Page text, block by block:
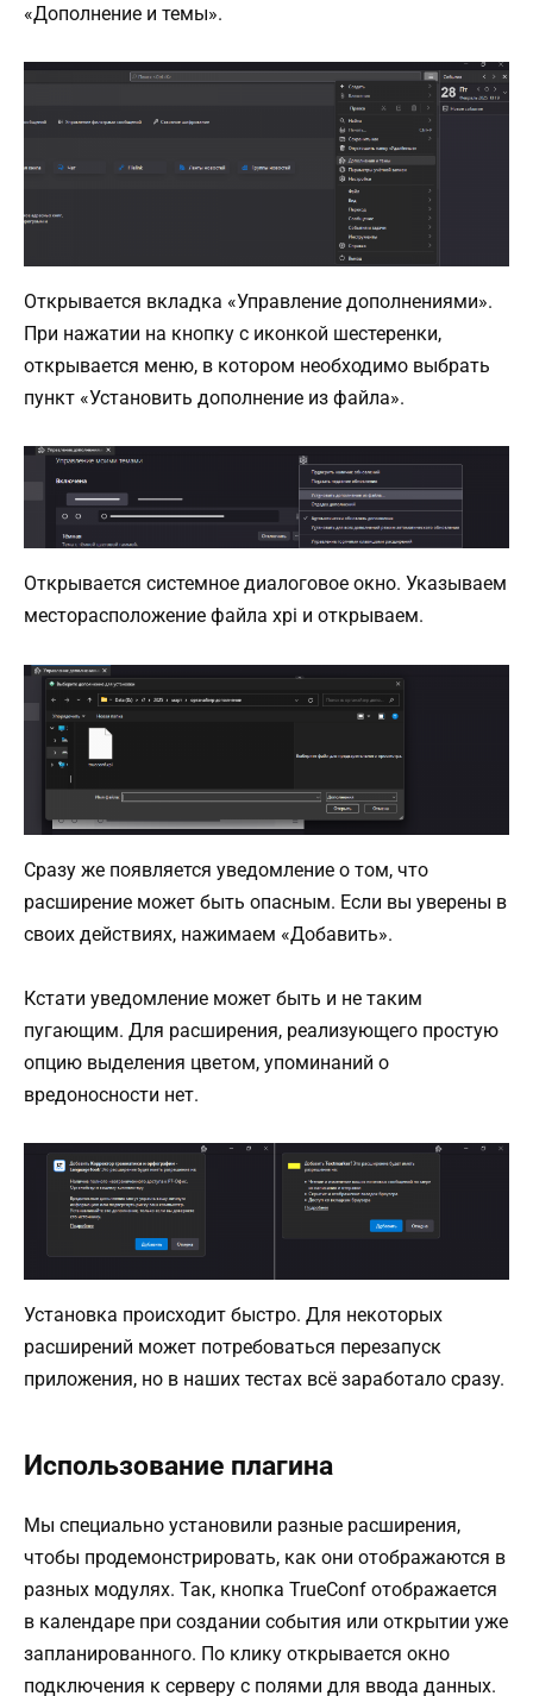
«Дополнение и темы».
Открывается вкладка «Управление дополнениями».
При нажатии на кнопку с иконкой шестеренки,
открывается меню, в котором необходимо выбрать
пункт «Установить дополнение из файла».
Открывается системное диалоговое окно. Указываем
месторасположение файла xpi и открываем.
Сразу же появляется уведомление о том, что
расширение может быть опасным. Если вы уверены в
своих действиях, нажимаем «Добавить».
Кстати уведомление может быть и не таким
пугающим. Для расширения, реализующего простую
опцию выделения цветом, упоминаний о
вредоносности нет.
Установка происходит быстро. Для некоторых
расширений может потребоваться перезапуск
приложения, но в наших тестах всё заработало сразу.
Использование плагина
Мы специально установили разные расширения,
чтобы продемонстрировать, как они отображаются в
разных модулях. Так, кнопка TrueConf отображается
в календаре при создании события или открытии уже
запланированного. По клику открывается окно
подключения к серверу с полями для ввода данных.